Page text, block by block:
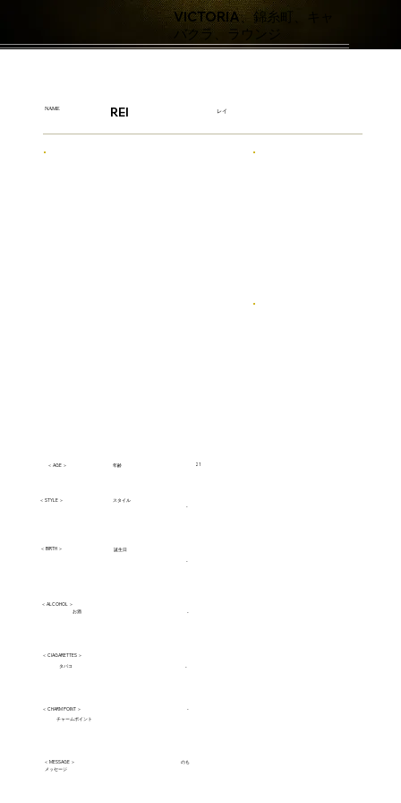
VICTORIA、錦糸町、キャ
バクラ、ラウンジ
REI レイ
NAME
＜ AGE ＞ ​年齢 21
＜ STYLE ＞
スタイル
-
＜ BIRTH ＞ 誕生日
-
＜ ALCOHOL ＞
お酒
-
＜ CIAGARETTES ＞
タバコ
-
＜ CHARM POINT ＞
チャームポイント
-
＜ MESSAGE ＞
メッセージ
のも